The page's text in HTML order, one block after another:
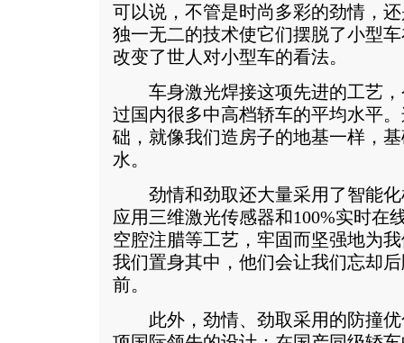
可以说，不管是时尚多彩的劲情，
独一无二的技术使它们摆脱了小型
改变了世人对小型车的看法。
车身激光焊接这项先进的工艺，
过国内很多中高档轿车的平均水平
础，就像我们造房子的地基一样，
水。
劲情和劲取还大量采用了智能化
应用三维激光传感器和100%实时在
空腔注腊等工艺，牢固而坚强地为
我们置身其中，他们会让我们忘却
前。
此外，劲情、劲取采用的防撞优